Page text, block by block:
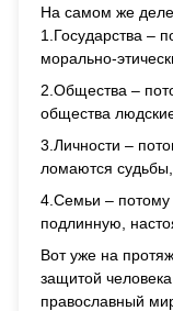
На самом же деле
1.Государства –
морально-
2.Общества –
общества
3.Личности –
ломаются
4.Семьи – потому
подлинную,
Вот уже на
защитой
православный